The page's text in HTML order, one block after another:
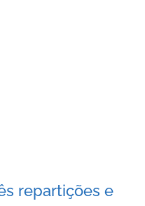
repartições e